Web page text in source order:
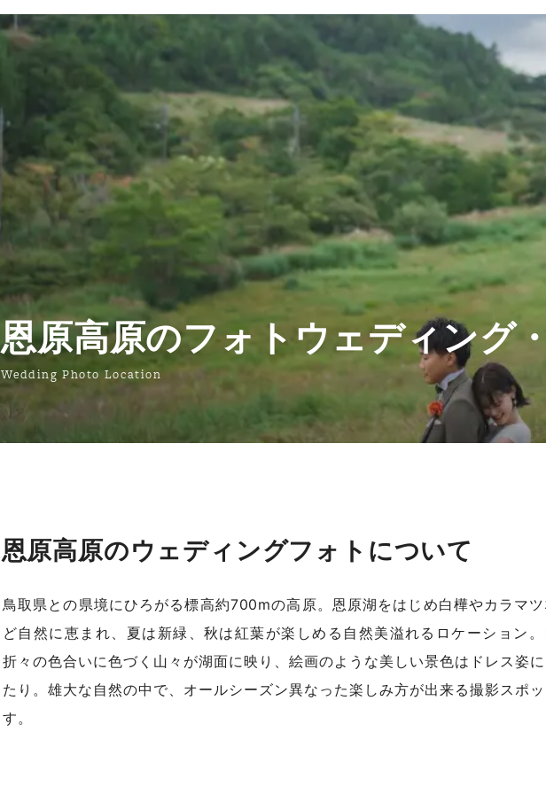
恩原高原のフォトウェディング
Wedding Photo Location
恩原高原のウェディングフォトについて
鳥取県との県境にひろがる標高約700mの高原。恩原湖をはじめ白樺やカラマ
ど自然に恵まれ、夏は新緑、秋は紅葉が楽しめる自然美溢れるロケーション
折々の色合いに色づく山々が湖面に映り、絵画のような美しい景色はドレス姿
たり。雄大な自然の中で、オールシーズン異なった楽しみ方が出来る撮影スポ
す。